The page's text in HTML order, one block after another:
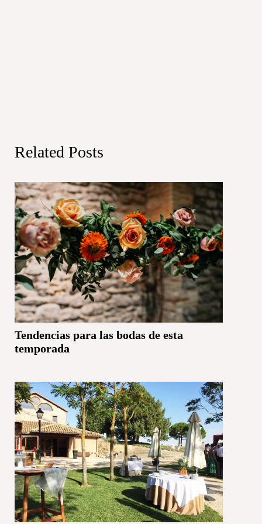
Related Posts
Tendencias para las bodas de esta
temporada